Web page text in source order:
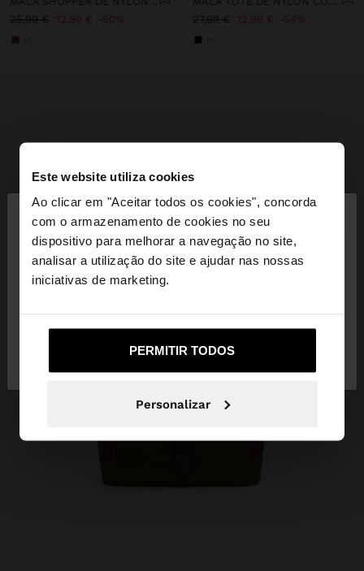
Este website utiliza cookies
Ao clicar em "Aceitar todos os cookies", concorda
com o armazenamento de cookies no seu
dispositivo para melhorar a navegação no site,
analisar a utilização do site e ajudar nas nossas
iniciativas de marketing.
PERMITIR TODOS
Personalizar
Está a aceder ao site a partir de Portugal. Deseja
navegar no nosso site United States?
25,99 €
12,99 € 50%
27,99 €
12,99 € 54%